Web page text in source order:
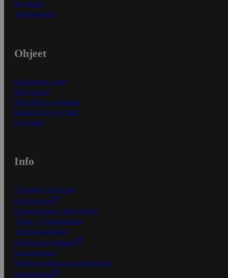
Myymälät
Asiakaspalvelu
Ohjeet
Ensitilaajan ohjeet
Näin maksat
Näin tilaat ja muokkaat
Kaikki ohjeet ja vinkit
In English
Info
S-Business yrityksille
Oiva-raportit
Osuuskauppojen yhteystiedot
Tilaus- ja toimitusehdot
Tietosuojakäytäntö
Palvelun käyttöehdot
Saavutettavuus
Mobiilisovelluksen saavutettavuus
Mainostajalle